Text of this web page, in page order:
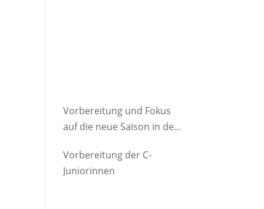
Vorbereitung und Fokus
auf die neue Saison in der
Vorbereitung der C-
Juniorinnen